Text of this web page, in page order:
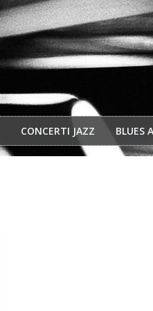
CONCERTI JAZZ BLUES